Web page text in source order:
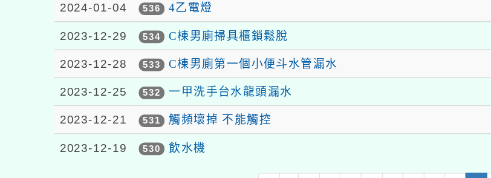
2024-01-04 536 4乙電燈
2023-12-29 534 C棟男廁掃具櫃鎖鬆脫
2023-12-28 533 C棟男廁第一個小便斗水管漏水
2023-12-25 532 一甲洗手台水龍頭漏水
2023-12-21 531 觸頻壞掉 不能觸控
2023-12-19 530 飲水機